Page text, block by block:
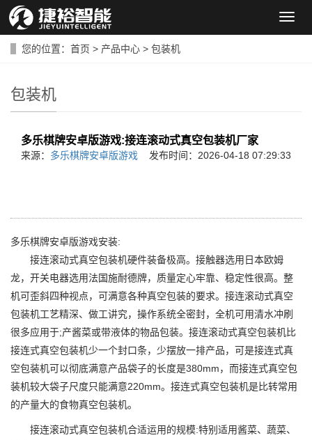
导
您的位置： 首页 > 产品中心 > 包装机
包装机
多乐棋牌安卓版游戏:接连滚动式真空包装机厂家
来源： 多乐棋牌安卓版游戏 发布时间：2026-04-18 07:29:33
多乐棋牌安卓版游戏安装:
接连滚动式真空包装机硬件装备极高。接触器选用日本欧姆
龙，开关电器选用法国施耐德牌，质量定心牢靠、稳定性很高。整
机可歪斜四种视点，可满意各种真空包装的要求。接连滚动式真空
包装机工艺精深、做工讲究，操作系统全密封，全机可用清水冲刷
很多应用于;产酱菜或带液体的物品包装。接连滚动式真空包装机比
接连式真空包装机少一个封口条，少摆放一排产品，可是接连式真
空包装机可以彻底满意产品袋子的长度是380mm，而接连式真空包
装机较大袋子尺度只能满意220mm。接连式真空包装机是比转常用
的产量大的食物真空包装机。
接连滚动式真空包装机合适运用的规模:特别适用酱菜、蔬菜、